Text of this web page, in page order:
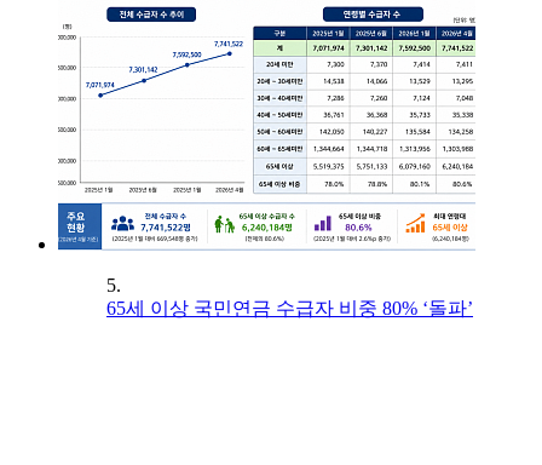
5.
65세 이상 국민연금 수급자 비중 80% ‘돌파’